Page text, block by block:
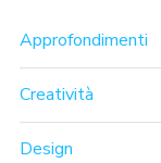
Approfondimenti
Creatività
Design